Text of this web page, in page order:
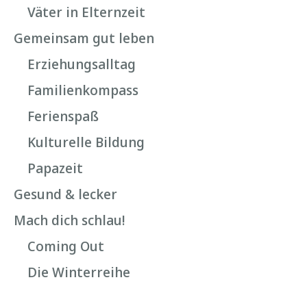
Väter in Elternzeit
Gemeinsam gut leben
Erziehungsalltag
Familienkompass
Ferienspaß
Kulturelle Bildung
Papazeit
Gesund & lecker
Mach dich schlau!
Coming Out
Die Winterreihe